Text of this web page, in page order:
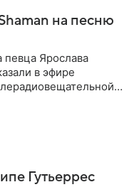
на песню
Ярослава
в эфире
Гутьеррес